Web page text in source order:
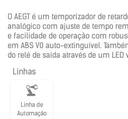
O AEGT é um temporizador de
analógico com ajuste de tempo
e facilidade de operação com
em ABS V0 auto-extinguível.
do relé de saída através de um LED
Linhas
Linha de
Automação